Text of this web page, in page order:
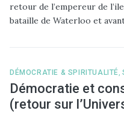
retour de l’empereur de
bataille de Waterloo et
DÉMOCRATIE & SPIRITUALITÉ
Démocratie et
(retour sur